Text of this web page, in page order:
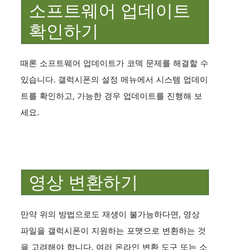
소프트웨어 업데이트
확인하기
때론 소프트웨어 업데이트가 코덱 문제를 해결할 수
있습니다. 갤럭시폰의 설정 메뉴에서 시스템 업데이
트를 확인하고, 가능한 경우 업데이트를 진행해 보
세요.
영상 변환하기
만약 위의 방법으로도 재생이 불가능하다면, 영상
파일을 갤럭시폰이 지원하는 포맷으로 변환하는 것
을 고려해야 합니다. 여러 온라인 변환 도구 또는 소